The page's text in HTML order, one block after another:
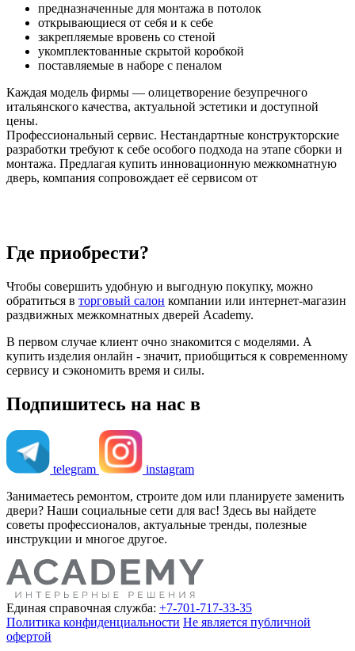
предназначенные для монтажа в потолок
открывающиеся от себя и к себе
закрепляемые вровень со стеной
укомплектованные скрытой коробкой
поставляемые в наборе с пеналом
Каждая модель фирмы — олицетворение безупречного
итальянского качества, актуальной эстетики и доступной
цены.
Профессиональный сервис. Нестандартные конструкторские
разработки требуют к себе особого подхода на этапе сборки и
монтажа. Предлагая купить инновационную межкомнатную
дверь, компания сопровождает её сервисом от
Где приобрести?
Чтобы совершить удобную и выгодную покупку, можно
обратиться в торговый салон компании или интернет-магазин
раздвижных межкомнатных дверей Academy.
В первом случае клиент очно знакомится с моделями. А
купить изделия онлайн - значит, приобщиться к современному
сервису и сэкономить время и силы.
Подпишитесь на нас в
telegram
instagram
Занимаетесь ремонтом, строите дом или планируете заменить
двери? Наши социальные сети для вас! Здесь вы найдете
советы профессионалов, актуальные тренды, полезные
инструкции и многое другое.
Единая справочная служба: +7-701-717-33-35
Политика конфиденциальности Не является публичной
офертой